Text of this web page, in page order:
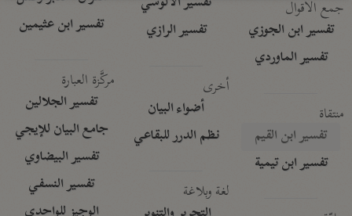
جمع الأقوال
تفسير ابن الجوزي
تفسير الماوردي
منتقاة
تفسير ابن القيم
تفسير ابن تيمية
تفسير الرازي
أخرى
أضواء البيان
نظم الدرر للبقاعي
لغة وبلاغة
تفسير ابن عثيمين
مركَّزة العبارة
تفسير الجلالين
جامع البيان للإيجي
تفسير البيضاوي
تفسير النسفي